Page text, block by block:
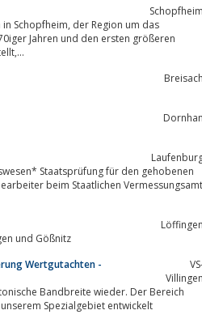
Schopfheim
Region um das
Breisach
Dornhan
beim Staatlichen Vermessungsamt
Löffingen
Löffingen und Gößnitz
Wertgutachten -
Villingen
Bandbreite wieder. Der Bereich
Spezialgebiet entwickelt